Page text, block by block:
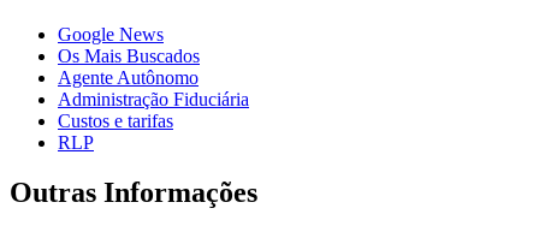
Google News
Os Mais Buscados
Agente Autônomo
Administração Fiduciária
Custos e tarifas
RLP
Outras Informações